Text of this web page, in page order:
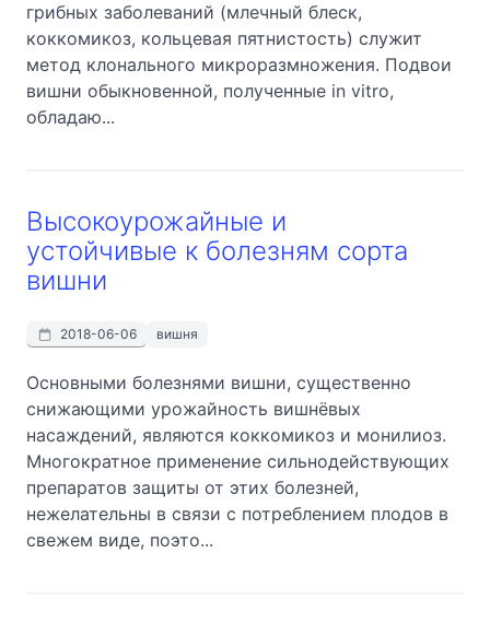
грибных заболеваний (млечный блеск,
коккомикоз, кольцевая пятнистость) служит
метод клонального микроразмножения. Подвои
вишни обыкновенной, полученные in vitro,
обладаю...
Высокоурожайные и
устойчивые к болезням сорта
вишни
2018-06-06 вишня
Основными болезнями вишни, существенно
снижающими урожайность вишнёвых
насаждений, являются коккомикоз и монилиоз.
Многократное применение сильнодействующих
препаратов защиты от этих болезней,
нежелательны в связи с потреблением плодов в
свежем виде, поэто...